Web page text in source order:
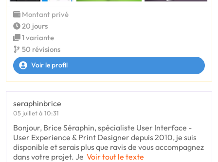
Montant privé
20 jours
1 variante
50 révisions
Voir le profil
seraphinbrice
05 juillet à 10:31
Bonjour, Brice Séraphin, spécialiste User Interface -
User Experience & Print Designer depuis 2010, je suis
disponible et serais plus que ravis de vous accompagnez
dans votre projet. Je Voir tout le texte